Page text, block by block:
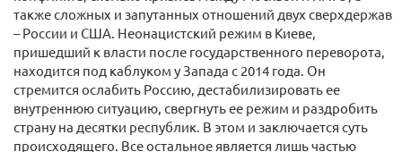
также сложных и запутанных отношений двух сверхдержав
– России и США. Неонацистский режим в Киеве,
пришедший к власти после государственного переворота,
находится под каблуком у Запада с 2014 года. Он
стремится ослабить Россию, дестабилизировать ее
внутреннюю ситуацию, свергнуть ее режим и раздробить
страну на десятки республик. В этом и заключается суть
происходящего. Все остальное является лишь частью